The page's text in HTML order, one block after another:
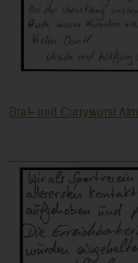
Brat- und Currywurst Alm